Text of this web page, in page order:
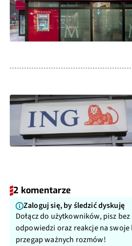
2 komentarze
Zaloguj się, by śledzić dyskuję
Dołącz do użytkowników, pisz
odpowiedzi oraz reakcje na swoje
przegap ważnych rozmów!